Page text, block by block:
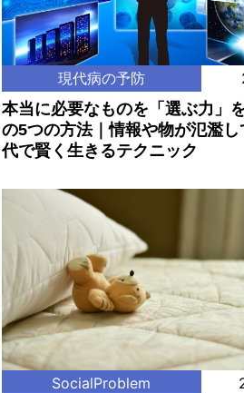
現代病の予防
本当に必要なものを「選ぶ力」
の5つの方法｜情報や物が氾濫し
代で賢く生きるテクニック
SocialProblem